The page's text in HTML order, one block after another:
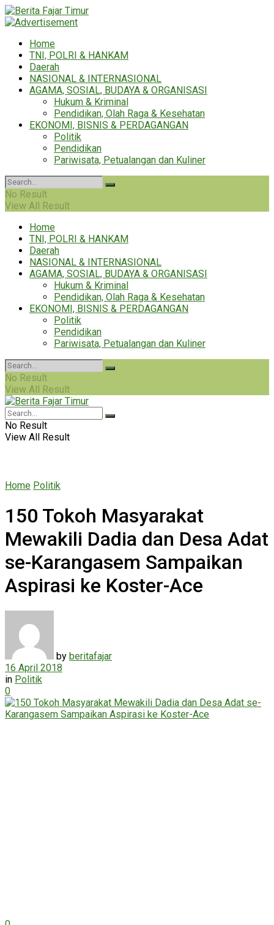
Home
TNI, POLRI & HANKAM
Daerah
NASIONAL & INTERNASIONAL
AGAMA, SOSIAL, BUDAYA & ORGANISASI
Hukum & Kriminal
Pendidikan, Olah Raga & Kesehatan
EKONOMI, BISNIS & PERDAGANGAN
Politik
Pendidikan
Pariwisata, Petualangan dan Kuliner
No Result
View All Result
Home
TNI, POLRI & HANKAM
Daerah
NASIONAL & INTERNASIONAL
AGAMA, SOSIAL, BUDAYA & ORGANISASI
Hukum & Kriminal
Pendidikan, Olah Raga & Kesehatan
EKONOMI, BISNIS & PERDAGANGAN
Politik
Pendidikan
Pariwisata, Petualangan dan Kuliner
No Result
View All Result
No Result
View All Result
Home Politik
150 Tokoh Masyarakat
Mewakili Dadia dan Desa Adat
se-Karangasem Sampaikan
Aspirasi ke Koster-Ace
by beritafajar
16 April 2018
in Politik
0